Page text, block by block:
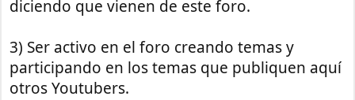
diciendo que vienen de este foro.
3) Ser activo en el foro creando temas y
participando en los temas que publiquen aquí
otros Youtubers.